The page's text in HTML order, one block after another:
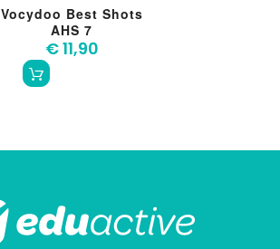
Vocydoo Best Shots
AHS 7
€ 11,90